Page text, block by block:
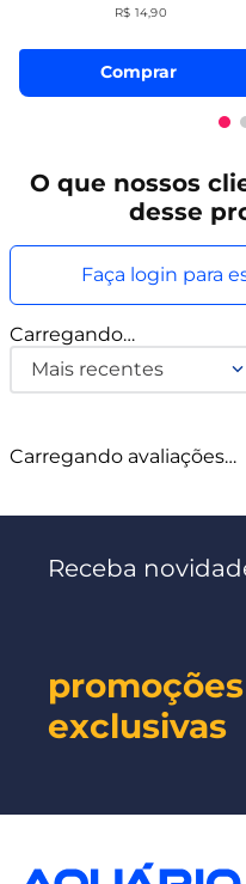
R$ 14,90
Comprar
O que nossos
desse
Carregando…
Faça login para
Mais recentes
Carregando avaliações…
Receba
promoções
exclusivas